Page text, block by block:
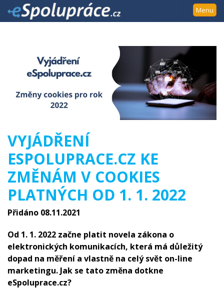
Přejít
k
obsah
Přejít
k
postrannímu
zkratky
Menu
VYJÁDŘENÍ
ESPOLUPRACE.CZ KE
ZMĚNÁM V COOKIES
PLATNÝCH OD 1. 1. 2022
Přidáno 08.11.2021
Od 1. 1. 2022 začne platit novela zákona o
elektronických komunikacích, která má důležitý
dopad na měření a vlastně na celý svět on-line
marketingu. Jak se tato změna dotkne
eSpoluprace.cz?